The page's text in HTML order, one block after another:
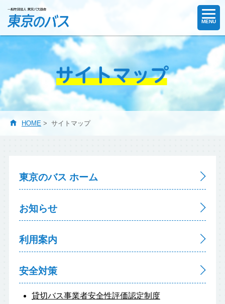
MENU
HOME > サイトマップ
東京のバス ホーム
お知らせ
利用案内
安全対策
貸切バス事業者安全性評価認定制度